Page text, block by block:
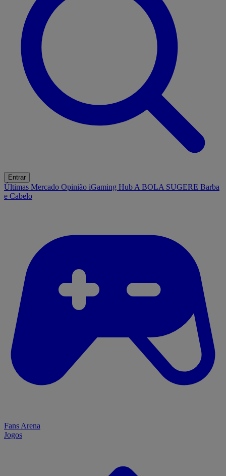
Entrar
Últimas Mercado Opinião iGaming Hub A BOLA SUGERE Barba
e Cabelo
Fans Arena
Jogos